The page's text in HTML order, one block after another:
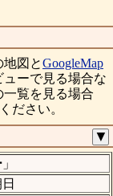
地図とGoogleMap
ーで見る場合な
覧を見る場合
ださい。
▼
」